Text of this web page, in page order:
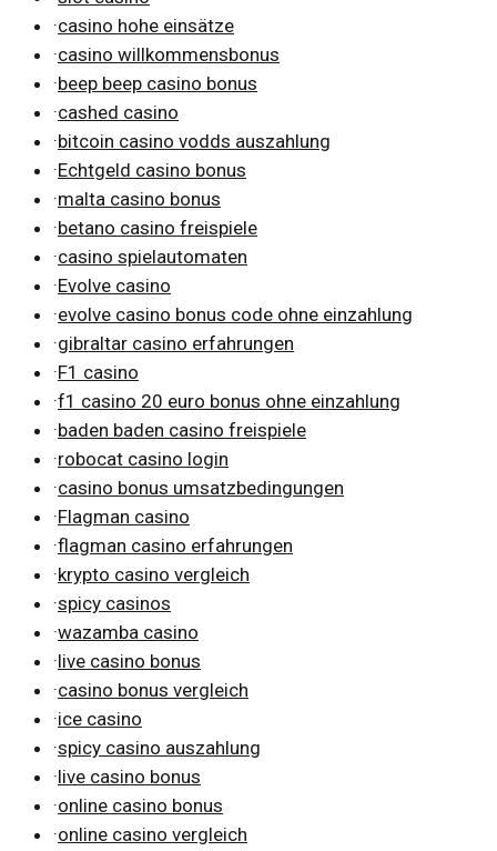
·casino hohe einsätze
·casino willkommensbonus
·beep beep casino bonus
·cashed casino
·bitcoin casino vodds auszahlung
·Echtgeld casino bonus
·malta casino bonus
·betano casino freispiele
·casino spielautomaten
·Evolve casino
·evolve casino bonus code ohne einzahlung
·gibraltar casino erfahrungen
·F1 casino
·f1 casino 20 euro bonus ohne einzahlung
·baden baden casino freispiele
·robocat casino login
·casino bonus umsatzbedingungen
·Flagman casino
·flagman casino erfahrungen
·krypto casino vergleich
·spicy casinos
·wazamba casino
·live casino bonus
·casino bonus vergleich
·ice casino
·spicy casino auszahlung
·live casino bonus
·online casino bonus
·online casino vergleich